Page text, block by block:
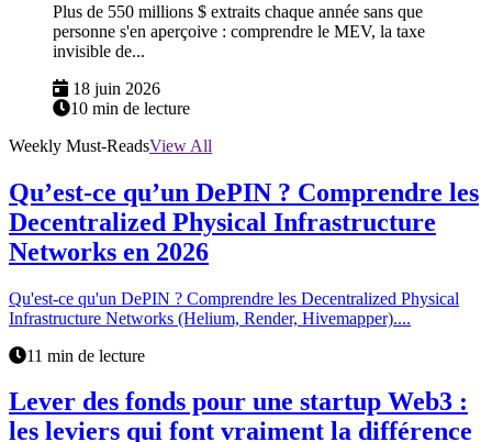
Plus de 550 millions $ extraits chaque année sans que
personne s'en aperçoive : comprendre le MEV, la taxe
invisible de...
18 juin 2026
10 min de lecture
Weekly Must-ReadsView All
Qu’est-ce qu’un DePIN ? Comprendre les
Decentralized Physical Infrastructure
Networks en 2026
Qu'est-ce qu'un DePIN ? Comprendre les Decentralized Physical
Infrastructure Networks (Helium, Render, Hivemapper)....
11 min de lecture
Lever des fonds pour une startup Web3 :
les leviers qui font vraiment la différence